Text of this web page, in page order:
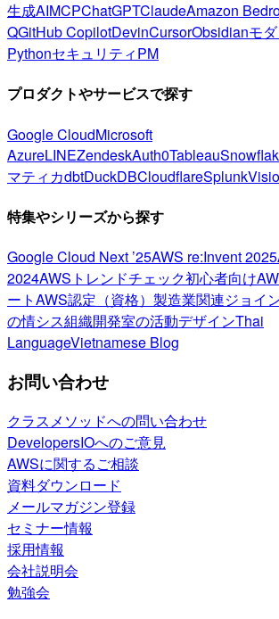
生成AIMCPChatGPTClaudeAmazon
QGitHub CopilotDevinCursorObsidianモ
PythonセキュリティPM
プロダクトやサービスで探す
Google CloudMicrosoft
AzureLINEZendeskAuth0Tableau
マティカdbtDuckDBCloudflareSplunk
特集やシリーズから探す
Google Cloud Next ’25AWS re:Invent 2025
2024AWSトレンドチェック初心者向け
ートAWS認定（資格） 製造業関連ジョイ
の情シス組織開発室の活動デザインThai
LanguageVietnamese Blog
お問い合わせ
クラスメソッドへの問い合わせ
DevelopersIOへのご意見
AWSに関するご相談
資料ダウンロード
メールマガジン登録
セミナー情報
採用情報
会社説明会
勉強会